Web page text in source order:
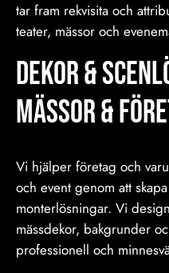
tar fram rekvisita och
teater, mässor och
Dekor &
Mässor &
Vi hjälper företag och
och event genom att
monterlösningar. Vi
mässdekor, bakgrunder
professionell och